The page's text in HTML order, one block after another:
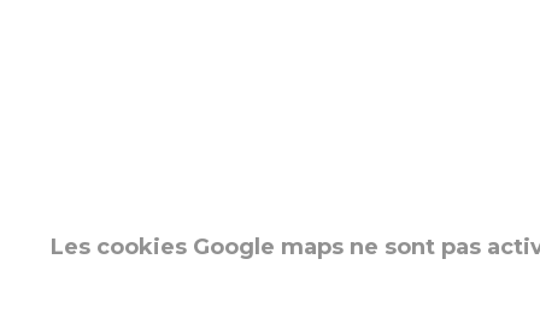
Les cookies Google maps ne sont pas